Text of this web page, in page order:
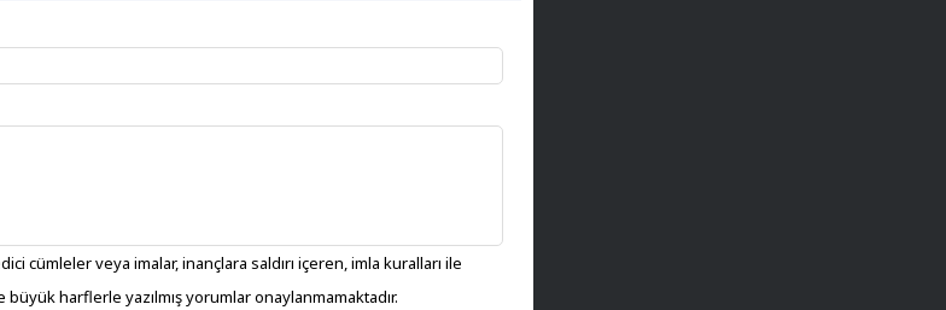
cümleler veya imalar, inançlara saldırı içeren, imla kuralları ile
harflerle yazılmış yorumlar onaylanmamaktadır.